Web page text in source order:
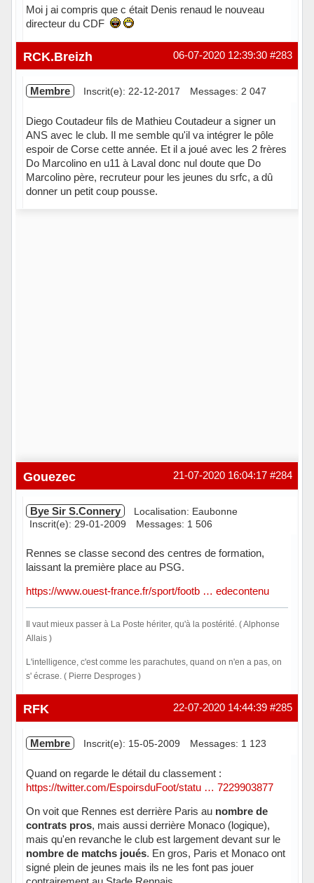
Moi j ai compris que c était Denis renaud le nouveau
directeur du CDF
Hors ligne #283
06-07-2020 12:39:30
RCK.Breizh
Membre Inscrit(e): 22-12-2017 Messages: 2 047
Diego Coutadeur fils de Mathieu Coutadeur a signer un
ANS avec le club. Il me semble qu'il va intégrer le pôle
espoir de Corse cette année. Et il a joué avec les 2 frères
Do Marcolino en u11 à Laval donc nul doute que Do
Marcolino père, recruteur pour les jeunes du srfc, a dû
donner un petit coup pousse.
#284
21-07-2020 16:04:17
Gouezec
Bye Sir S.Connery
Localisation: Eaubonne
Inscrit(e): 29-01-2009
Messages: 1 506
Rennes se classe second des centres de formation,
laissant la première place au PSG.
https://www.ouest-france.fr/sport/footb … edecontenu
Il vaut mieux passer à La Poste hériter, qu'à la postérité. ( Alphonse
Allais )
L'intelligence, c'est comme les parachutes, quand on n'en a pas, on
s' écrase. ( Pierre Desproges )
Hors ligne #285
22-07-2020 14:44:39
RFK
Membre Inscrit(e): 15-05-2009 Messages: 1 123
Quand on regarde le détail du classement :
https://twitter.com/EspoirsduFoot/statu … 7229903877
On voit que Rennes est derrière Paris au nombre de
contrats pros, mais aussi derrière Monaco (logique),
mais qu'en revanche le club est largement devant sur le
nombre de matchs joués. En gros, Paris et Monaco ont
signé plein de jeunes mais ils ne les font pas jouer